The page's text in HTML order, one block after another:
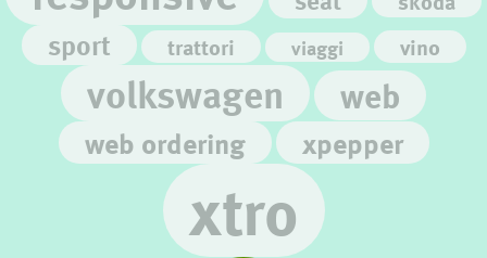
sport trattori viaggi vino
volkswagen web
web ordering xpepper
xtro